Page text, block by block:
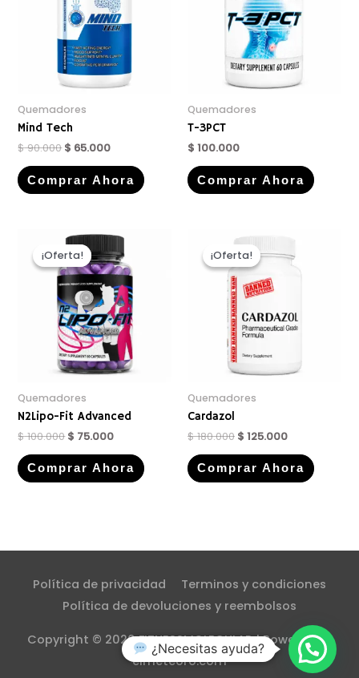
Quemadores
Mind Tech
$90.000$ 65.000
Comprar Ahora
Quemadores
T-3PCT
$ 100.000
Comprar Ahora
¡Oferta!
¡Oferta!
Quemadores
N2Lipo-Fit Advanced
$100.000$ 75.000
Comprar Ahora
¡Oferta!
¡Oferta!
Quemadores
Cardazol
$180.000 $ 125.000
Comprar Ahora
Política de privacidad
Terminos y condiciones
Política de devoluciones y reembolsos
Copyright © 2026FITNESSMOLECULAR| Powered by
elmeteoro.com
¿Necesitas ayuda?